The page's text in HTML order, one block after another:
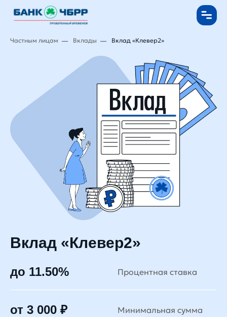
Частным лицам Вклады Вклад «Клевер2»
Вклад «Клевер2»
до 11.50% Процентная ставка
от 3 000 ₽ Минимальная сумма